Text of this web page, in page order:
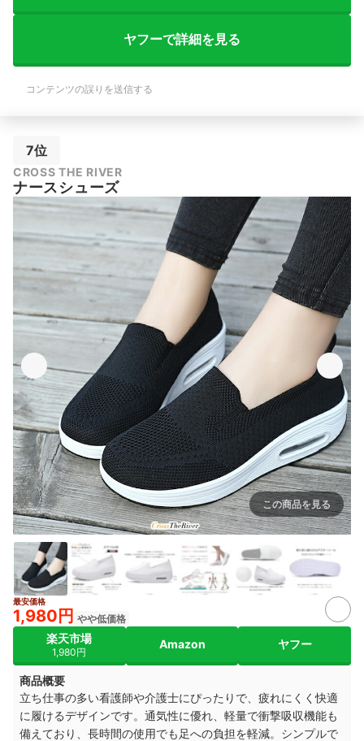
ヤフーで詳細を見る
コンテンツの誤りを送信する
7位
CROSS THE RIVER
ナースシューズ
この商品を見る
出典：item.rakuten.co.jp
最安価格
1,980円 やや低価格
楽天市場
1,980円
Amazon ヤフー
商品概要
立ち仕事の多い看護師や介護士にぴったりで、疲れにくく快適
に履けるデザインです。通気性に優れ、軽量で衝撃吸収機能も
備えており、長時間の使用でも足への負担を軽減。シンプルで